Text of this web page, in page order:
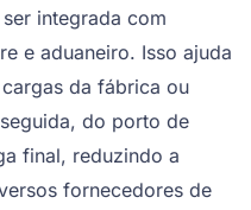
integrada com
e aduaneiro. Isso ajuda
da fábrica ou
do porto de
final, reduzindo a
fornecedores de